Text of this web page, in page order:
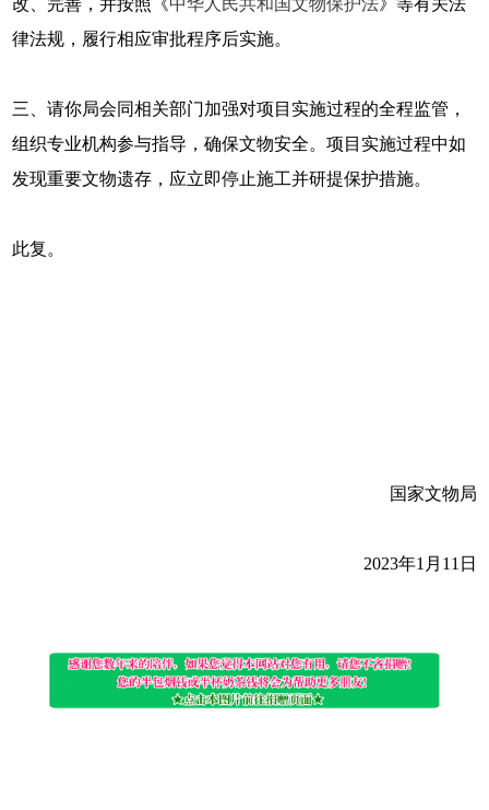
改、完善，并按照《中华人民共和国文物保护法》等有关法
律法规，履行相应审批程序后实施。
三、请你局会同相关部门加强对项目实施过程的全程监管，
组织专业机构参与指导，确保文物安全。项目实施过程中如
发现重要文物遗存，应立即停止施工并研提保护措施。
此复。
国家文物局
2023年1月11日